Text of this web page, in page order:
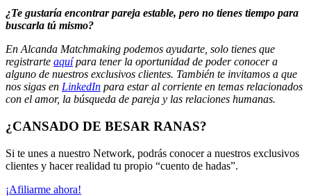
¿Te gustaría encontrar pareja estable, pero no tienes tiempo para
buscarla tú mismo?
En Alcanda Matchmaking podemos ayudarte, solo tienes que
registrarte aquípara tener la oportunidad de poder conocer a
alguno de nuestros exclusivos clientes. También te invitamos a que
nos sigas en LinkedIn para estar al corriente en temas relacionados
con el amor, la búsqueda de pareja y las relaciones humanas.
¿CANSADO DE BESAR RANAS?
Si te unes a nuestro Network, podrás conocer a nuestros exclusivos
clientes y hacer realidad tu propio “cuento de hadas”.
¡Afiliarme ahora!